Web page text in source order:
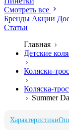
Смотреть все
Бренды Акции
Статьи
Главная
Детские
Коляски-
Коляска-
Summer
Характеристики